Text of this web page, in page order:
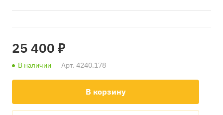
25 400 ₽
В наличии Арт. 4240.178
В корзину